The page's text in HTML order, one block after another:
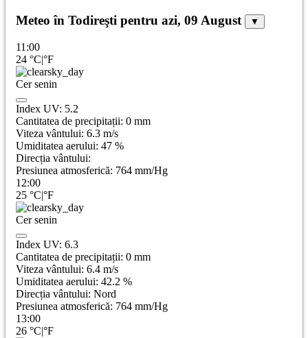
Meteo în Todireşti pentru azi, 09 August ▼
11:00
24 °C|°F
Cer senin
Index UV: 5.2
Cantitatea de precipitații: 0 mm
Viteza vântului: 6.3 m/s
Umiditatea aerului: 47 %
Direcția vântului:
Presiunea atmosferică: 764 mm/Hg
12:00
25 °C|°F
Cer senin
Index UV: 6.3
Cantitatea de precipitații: 0 mm
Viteza vântului: 6.4 m/s
Umiditatea aerului: 42.2 %
Direcția vântului: Nord
Presiunea atmosferică: 764 mm/Hg
13:00
26 °C|°F